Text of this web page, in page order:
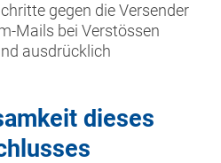
gegen die Versender
Mails bei Verstössen
ausdrücklich
dieses